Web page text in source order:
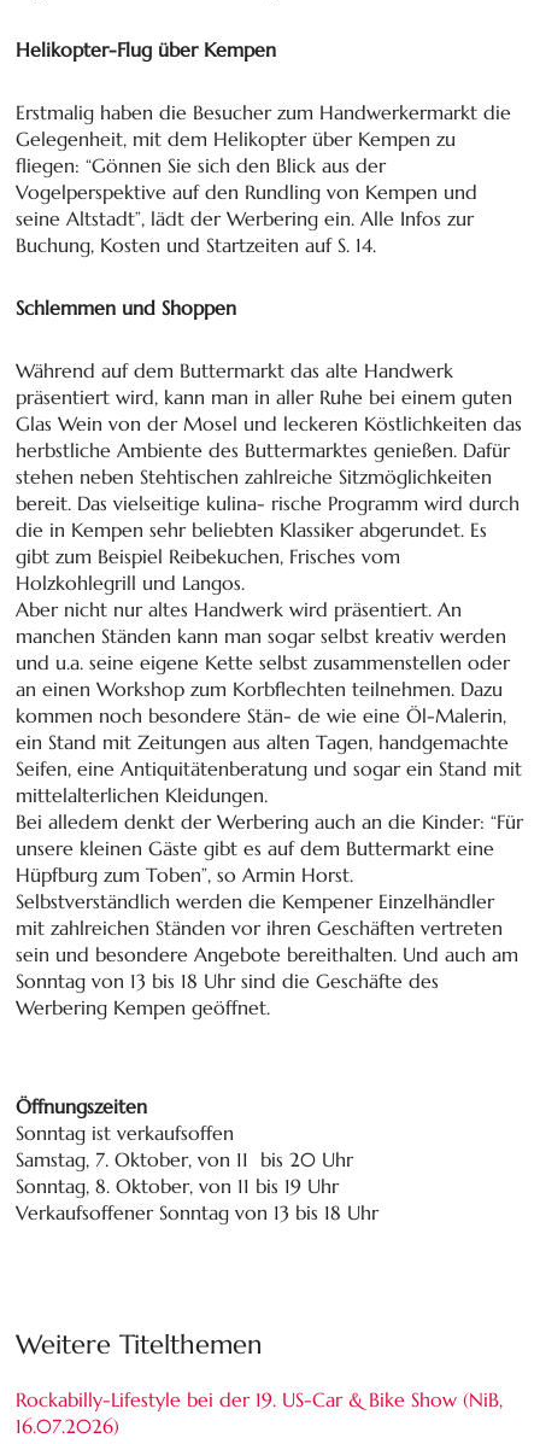
Helikopter-Flug über Kempen
Erstmalig haben die Besucher zum Handwerkermarkt die
Gelegenheit, mit dem Helikopter über Kempen zu
fliegen: “Gönnen Sie sich den Blick aus der
Vogelperspektive auf den Rundling von Kempen und
seine Altstadt”, lädt der Werbering ein. Alle Infos zur
Buchung, Kosten und Startzeiten auf S. 14.
Schlemmen und Shoppen
Während auf dem Buttermarkt das alte Handwerk
präsentiert wird, kann man in aller Ruhe bei einem guten
Glas Wein von der Mosel und leckeren Köstlichkeiten das
herbstliche Ambiente des Buttermarktes genießen. Dafür
stehen neben Stehtischen zahlreiche Sitzmöglichkeiten
bereit. Das vielseitige kulina- rische Programm wird durch
die in Kempen sehr beliebten Klassiker abgerundet. Es
gibt zum Beispiel Reibekuchen, Frisches vom
Holzkohlegrill und Langos.
Aber nicht nur altes Handwerk wird präsentiert. An
manchen Ständen kann man sogar selbst kreativ werden
und u.a. seine eigene Kette selbst zusammenstellen oder
an einen Workshop zum Korbflechten teilnehmen. Dazu
kommen noch besondere Stän- de wie eine Öl-Malerin,
ein Stand mit Zeitungen aus alten Tagen, handgemachte
Seifen, eine Antiquitätenberatung und sogar ein Stand mit
mittelalterlichen Kleidungen.
Bei alledem denkt der Werbering auch an die Kinder: “Für
unsere kleinen Gäste gibt es auf dem Buttermarkt eine
Hüpfburg zum Toben”, so Armin Horst.
Selbstverständlich werden die Kempener Einzelhändler
mit zahlreichen Ständen vor ihren Geschäften vertreten
sein und besondere Angebote bereithalten. Und auch am
Sonntag von 13 bis 18 Uhr sind die Geschäfte des
Werbering Kempen geöffnet.
Öffnungszeiten
Sonntag ist verkaufsoffen
Samstag, 7. Oktober, von 11 bis 20 Uhr
Sonntag, 8. Oktober, von 11 bis 19 Uhr
Verkaufsoffener Sonntag von 13 bis 18 Uhr
Weitere Titelthemen
Rockabilly-Lifestyle bei der 19. US-Car & Bike Show (NiB,
16.07.2026)